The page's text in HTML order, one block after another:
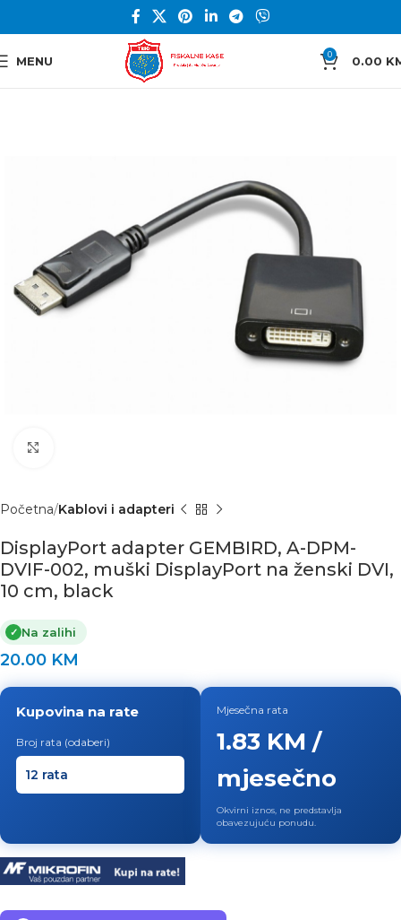
MENU 0 0.00
Početna Kablovi i adapteri
DisplayPort adapter GEMBIRD, A-DPM-
DVIF-002, muški DisplayPort na ženski DVI,
10 cm, black
✓ Na zalihi
20.00 KM
Kupovina na rate
Broj rata (odaberi)
Mjesečna rata
1.83 KM /
mjesečno
Okvirni iznos, ne predstavlja
obavezujuću ponudu.